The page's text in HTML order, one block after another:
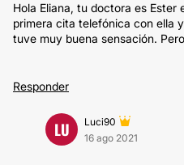
Hola Eliana, tu doctora es Ester
primera cita telefónica con ella
tuve muy buena sensación.
Responder
LU
Luci90
16 ago 2021